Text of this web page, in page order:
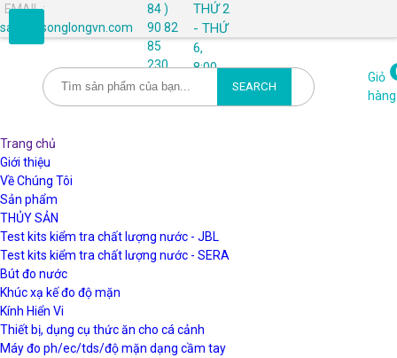
EMAIL :
sales@songlongvn.com
84 )
90 82
85
230
THỨ 2
- THỨ
6,
8:00 -
SEARCH
Giỏ
hàng
Trang chủ
Giới thiệu
Về Chúng Tôi
Sản phẩm
THỦY SẢN
Test kits kiểm tra chất lượng nước - JBL
Test kits kiểm tra chất lượng nước - SERA
Bút đo nước
Khúc xạ kế đo độ mặn
Kính Hiển Vi
Thiết bị, dụng cụ thức ăn cho cá cảnh
Máy đo ph/ec/tds/độ mặn dạng cầm tay